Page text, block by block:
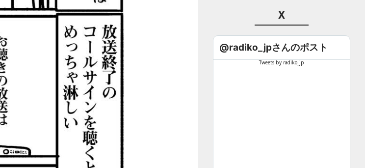
X
@radiko_jpさんのポスト
Tweets by radiko_jp